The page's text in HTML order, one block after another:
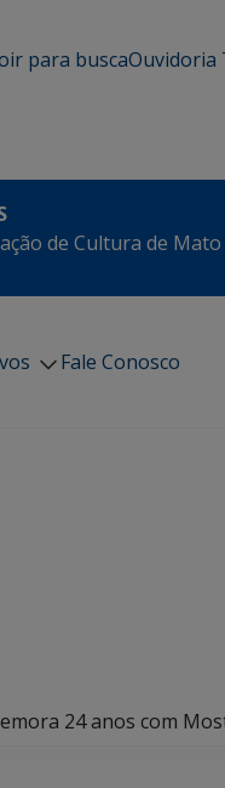
ir para buscaOuvidoria
de Cultura de
Fale Conosco
24 anos com